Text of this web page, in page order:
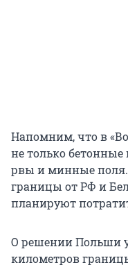
Напомним, что в
не только
рвы и минные
границы от РФ и
планируют
О решении Польши
километров